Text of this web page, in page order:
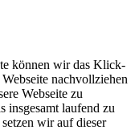
können wir das Klick-
nachvollziehen
Webseite zu
insgesamt laufend zu
wir auf dieser